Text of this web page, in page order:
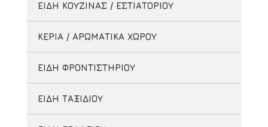
ΕΙΔΗ ΚΟΥΖΙΝΑΣ / ΕΣΤΙΑΤΟΡΙΟΥ
ΚΕΡΙΑ / ΑΡΩΜΑΤΙΚΑ ΧΩΡΟΥ
ΕΙΔΗ ΦΡΟΝΤΙΣΤΗΡΙΟΥ
ΕΙΔΗ ΤΑΞΙΔΙΟΥ